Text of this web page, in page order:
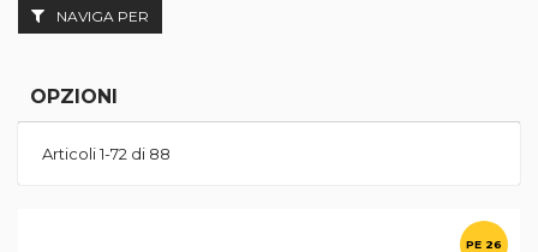
Le collezioni firmate Liu Jo, Elisabetta Franchi, Weekend Max
Articoli1-72 di 88
PE 26
NAVIGA PER
OPZIONI